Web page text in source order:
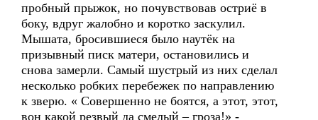
пробный прыжок, но почувствовав остриё в
боку, вдруг жалобно и коротко заскулил.
Мышата, бросившиеся было наутёк на
призывный писк матери, остановились и
снова замерли. Самый шустрый из них сделал
несколько робких перебежек по направлению
к зверю. « Совершенно не боятся, а этот, этот,
вон какой резвый да смелый – гроза!» -